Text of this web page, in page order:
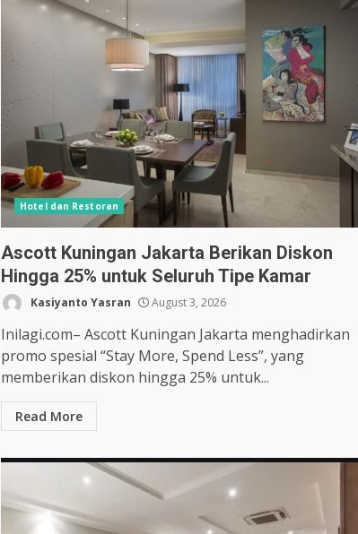
Hotel dan Restoran
Ascott Kuningan Jakarta Berikan Diskon
Hingga 25% untuk Seluruh Tipe Kamar
Kasiyanto Yasran August 3, 2026
Inilagi.com– Ascott Kuningan Jakarta menghadirkan
promo spesial “Stay More, Spend Less”, yang
memberikan diskon hingga 25% untuk...
Read More